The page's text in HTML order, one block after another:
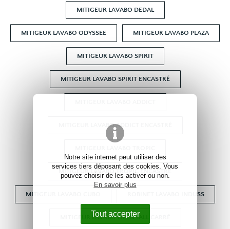
Notre site internet peut utiliser des
services tiers déposant des cookies. Vous
pouvez choisir de les activer ou non.
En savoir plus
Tout accepter
MITIGEUR LAVABO DEDAL
MITIGEUR LAVABO ODYSSEE MITIGEUR LAVABO PLAZA
MITIGEUR LAVABO SPIRIT
MITIGEUR LAVABO SPIRIT ENCASTRÉ
MITIGEUR LAVABO ADDICT ENCASTRÉ
MITIGEUR LAVABO TROPIC ENCASTRÉ
MITIGEUR LAVABO CUBO ROBINET LAVABO INDUSS
MITIGEUR LAVABO OPEN FALL CARRÉ